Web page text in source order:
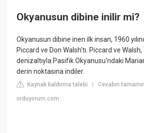
Okyanusun dibine inilir mi?
Okyanusun dibine inen ilk insan, 1960
Piccard ve Don Walsh'tı. Piccard ve Walsh,
denizaltıyla Pasifik Okyanusu'ndaki
derin noktasına indiler.
Kaynak kaldırma talebi |Cevabın
orduyorum.com